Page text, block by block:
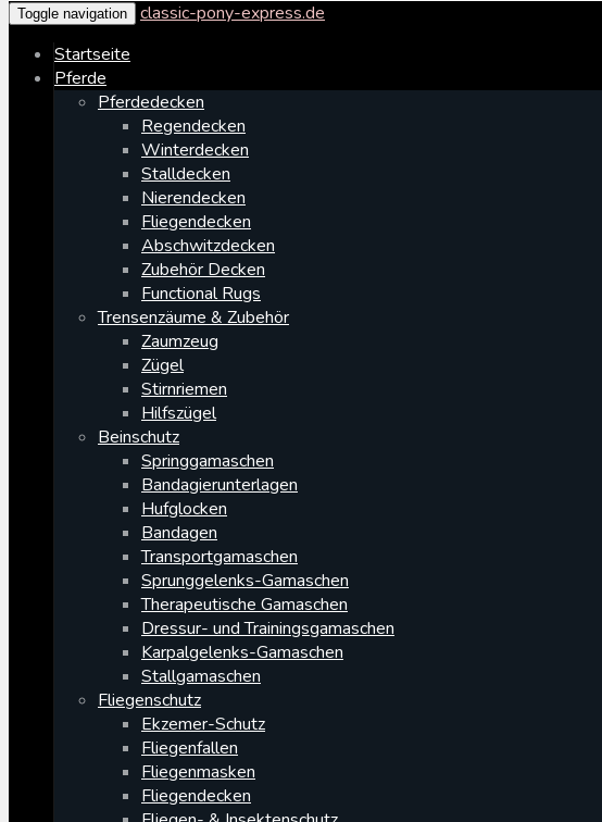
Toggle navigation
classic-pony-express.de
Startseite
Pferde
Pferdedecken
Regendecken
Winterdecken
Stalldecken
Nierendecken
Fliegendecken
Abschwitzdecken
Zubehör Decken
Functional Rugs
Trensenzäume & Zubehör
Zaumzeug
Zügel
Stirnriemen
Hilfszügel
Beinschutz
Springgamaschen
Bandagierunterlagen
Hufglocken
Bandagen
Transportgamaschen
Sprunggelenks-Gamaschen
Therapeutische Gamaschen
Dressur- und Trainingsgamaschen
Karpalgelenks-Gamaschen
Stallgamaschen
Fliegenschutz
Ekzemer-Schutz
Fliegenfallen
Fliegenmasken
Fliegendecken